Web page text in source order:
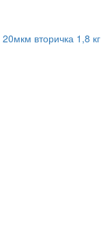
вторичка 1,8 кг